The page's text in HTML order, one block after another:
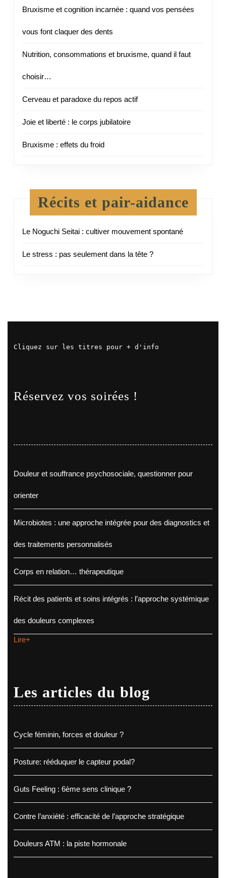
Bruxisme et cognition incarnée : quand vos pensées
vous font claquer des dents
Nutrition, consommations et bruxisme, quand il faut
choisir…
Cerveau et paradoxe du repos actif
Joie et liberté : le corps jubilatoire
Bruxisme : effets du froid
Récits et pair-aidance
Le Noguchi Seitai : cultiver mouvement spontané
Le stress : pas seulement dans la tête ?
Cliquez sur les titres pour + d'info
Réservez vos soirées !
Douleur et souffrance psychosociale, questionner pour
orienter
Microbiotes : une approche intégrée pour des diagnostics et
des traitements personnalisés
Corps en relation… thérapeutique
Récit des patients et soins intégrés : l’approche systémique
des douleurs complexes
Lire+
Les articles du blog
Cycle féminin, forces et douleur ?
Posture: rééduquer le capteur podal?
Guts Feeling : 6ème sens clinique ?
Contre l’anxiété : efficacité de l’approche stratégique
Douleurs ATM : la piste hormonale